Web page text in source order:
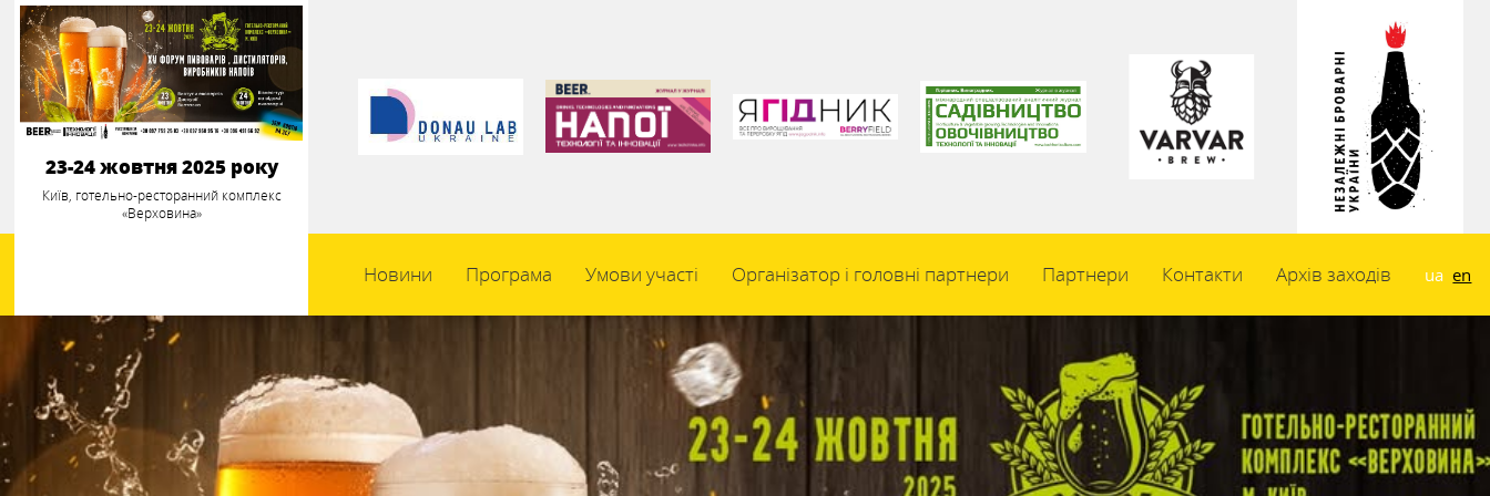
23-24 жовтня 2025 року
Київ, готельно-ресторанний комплекс
«Верховина»
Новини Програма Умови участі Організатор і головні партнери Партнери Контакти Архів заходів ua en